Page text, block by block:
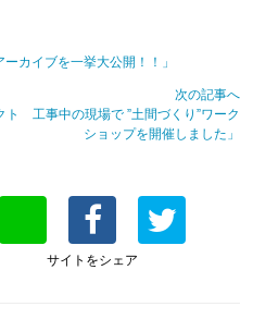
カイブを一挙大公開！！」
次の記事へ
ト 工事中の現場で ”土間づくり”ワーク
ショップを開催しました」
サイトをシェア